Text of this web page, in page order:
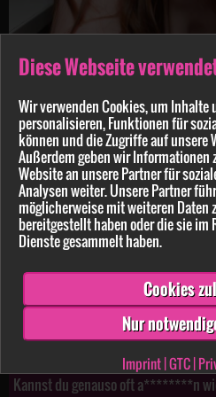
Diese Webseite
Wir verwenden Cookies, um Inhalte
personalisieren, Funktionen für
können und die Zugriffe auf unsere
Außerdem geben wir Informationen
Website an unsere Partner für
Analysen weiter. Unsere Partner
möglicherweise mit weiteren Daten
bereitgestellt haben oder die sie im
Dienste gesammelt haben.
Cookies
Nur
Imprint|GTC|
22.07.2026
15:13 min. 19.07.2026
Kannst du genauso oft a********n